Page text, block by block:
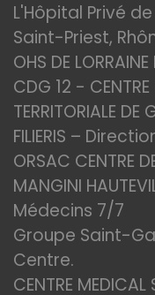
L'Hôpital Privé
Saint-Priest,
OHS DE
CDG 12 - CENTRE
TERRITORIALE DE
FILIERIS –
ORSAC CENTRE
MANGINI
Médecins 7/7
Groupe Saint-
Centre.
CENTRE MEDICAL